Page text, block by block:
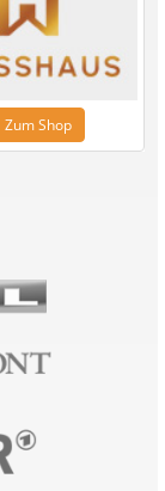
Zum Shop